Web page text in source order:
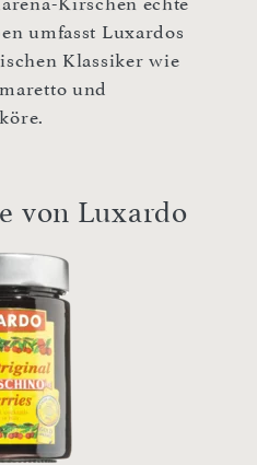
umfasst Luxardos
Klassiker wie
und
von Luxardo